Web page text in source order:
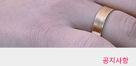
관련기관
공지사항